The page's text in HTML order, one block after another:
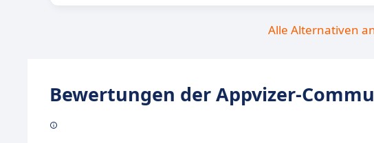
Alle Alternativen
Bewertungen der Appvizer-